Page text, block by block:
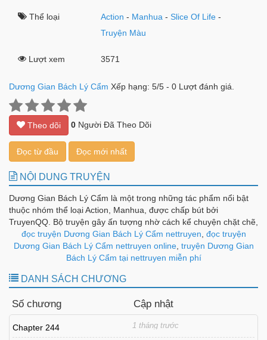
Thể loại Action - Manhua -Slice Of Life -
Truyện Màu
Lượt xem 3571
Dương Gian Bách Lý Cẩm Xếp hạng: 5/5 - 0 Lượt đánh giá.
Theo dõi 0 Người Đã Theo Dõi
Đọc từ đầu Đọc mới nhất
NỘI DUNG TRUYỆN
Dương Gian Bách Lý Cẩm là một trong những tác phẩm nổi bật
thuộc nhóm thể loại Action, Manhua, được chấp bút bởi
TruyenQQ. Bộ truyện gây ấn tượng nhờ cách kể chuyện chặt chẽ,
diễn biến hợp lý và dàn nhân vật được xây dựng có chiều sâu,
tạo nên sức hút bền bỉ theo từng chương.
đọc truyện Dương Gian Bách Lý Cẩm nettruyen đọc truyện
Dương Gian Bách Lý Cẩm nettruyen online, truyện Dương Gian
Bách Lý Cẩm tại nettruyen miễn phí
DANH SÁCH CHƯƠNG
Số chương Cập nhật
Chapter 244 1 tháng trước